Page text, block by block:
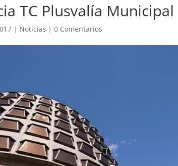
TC Plusvalía Municipal
| Noticias |0 Comentarios